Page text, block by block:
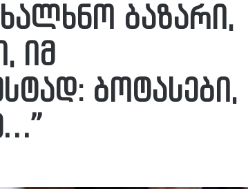
ბაზარი,
იმ
ბოტასები,